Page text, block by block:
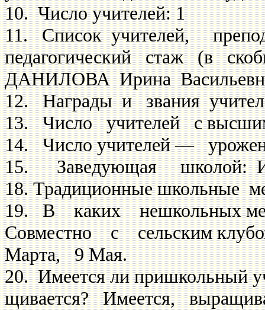
10. Число учителей: 1
11. Список учителей,
педагогический стаж (в
ДАНИЛОВА Ирина
12. Награды и звания
13. Число учителей с
14. Число учителей —
15. Заведующая
18. Традиционные школьные
19. В каких нешкольных
Совместно с сельским
Марта, 9 Мая.
20. Имеется ли пришкольный
щивается? Имеется,